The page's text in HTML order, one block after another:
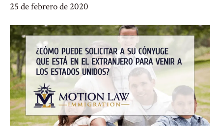
25 de febrero de 2020